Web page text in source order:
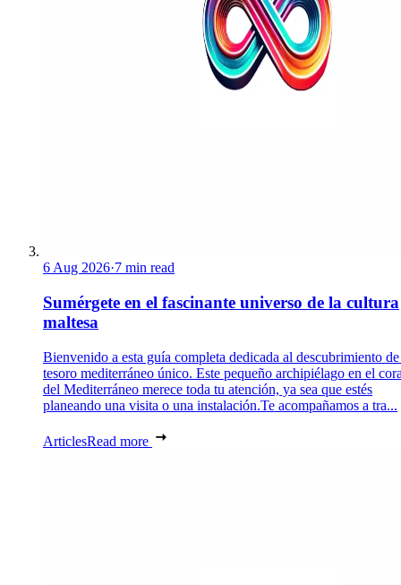
6 Aug 2026·7 min read
Sumérgete en el fascinante universo de la cultura
maltesa
Bienvenido a esta guía completa dedicada al descubrimiento
tesoro mediterráneo único. Este pequeño archipiélago en el
del Mediterráneo merece toda tu atención, ya sea que estés
planeando una visita o una instalación.Te acompañamos a tra...
ArticlesRead more